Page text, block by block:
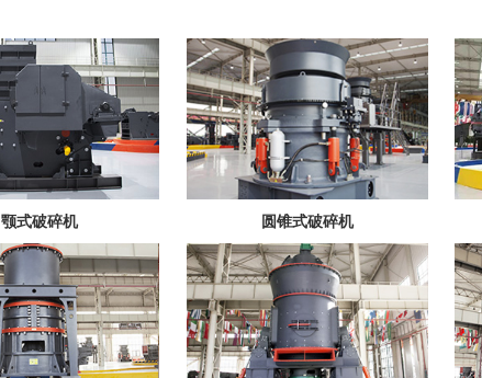
颚式破碎机 圆锥式破碎机